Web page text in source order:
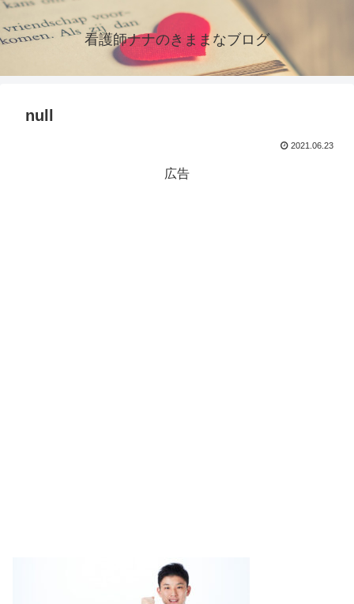
看護師ナナのきままなブログ
null
2021.06.23
広告